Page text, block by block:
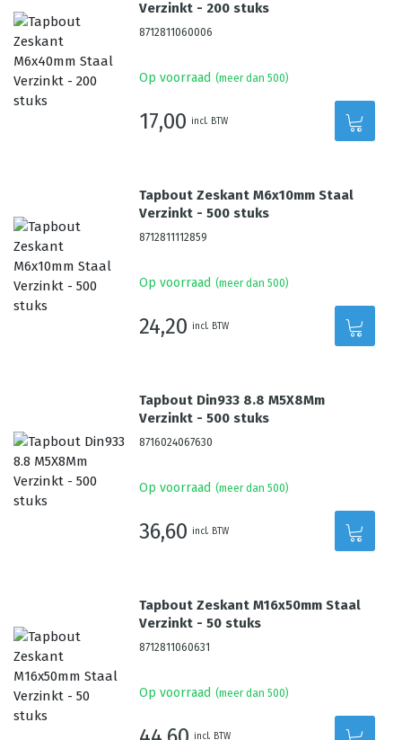
Verzinkt - 200 stuks
8712811060006
Op voorraad (meer dan 500)
17,00 incl. BTW
Tapbout Zeskant M6x10mm Staal
Verzinkt - 500 stuks
8712811112859
Op voorraad (meer dan 500)
24,20 incl. BTW
Tapbout Din933 8.8 M5X8Mm
Verzinkt - 500 stuks
8716024067630
Op voorraad (meer dan 500)
36,60 incl. BTW
Tapbout Zeskant M16x50mm Staal
Verzinkt - 50 stuks
8712811060631
Op voorraad (meer dan 500)
incl. BTW